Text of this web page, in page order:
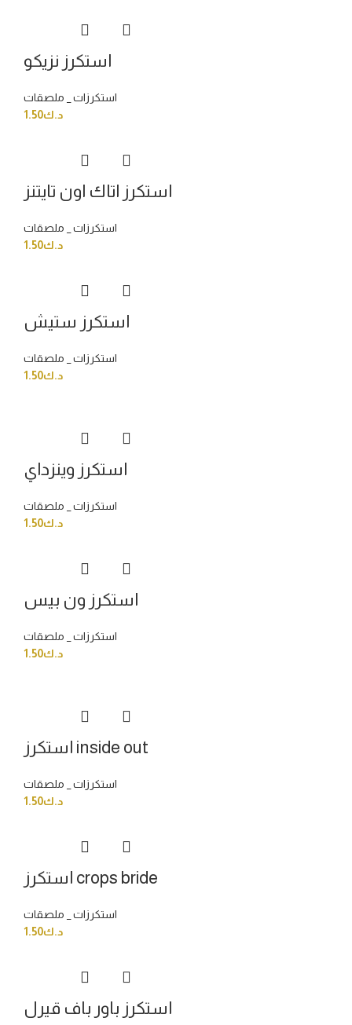
استكرز نزيكو
استكرزات _ ملصقات
د.ك1.50
استكرز اتاك اون تايتنز
استكرزات _ ملصقات
د.ك1.50
استكرز ستيش
استكرزات _ ملصقات
د.ك1.50
استكرز وينزداي
استكرزات _ ملصقات
د.ك1.50
استكرز ون بيس
استكرزات _ ملصقات
د.ك1.50
استكرز inside out
استكرزات _ ملصقات
د.ك1.50
استكرز crops bride
استكرزات _ ملصقات
د.ك1.50
استكرز باور باف قيرل